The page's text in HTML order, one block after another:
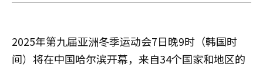
章 小
2025年第九届亚洲冬季运动会7日晚9时（韩国时
间）将在中国哈尔滨开幕，来自34个国家和地区的